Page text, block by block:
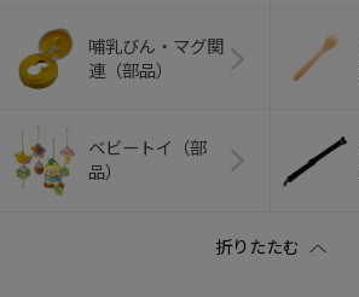
哺乳びん・マグ関
連（部品）
ベビートイ（部
品）